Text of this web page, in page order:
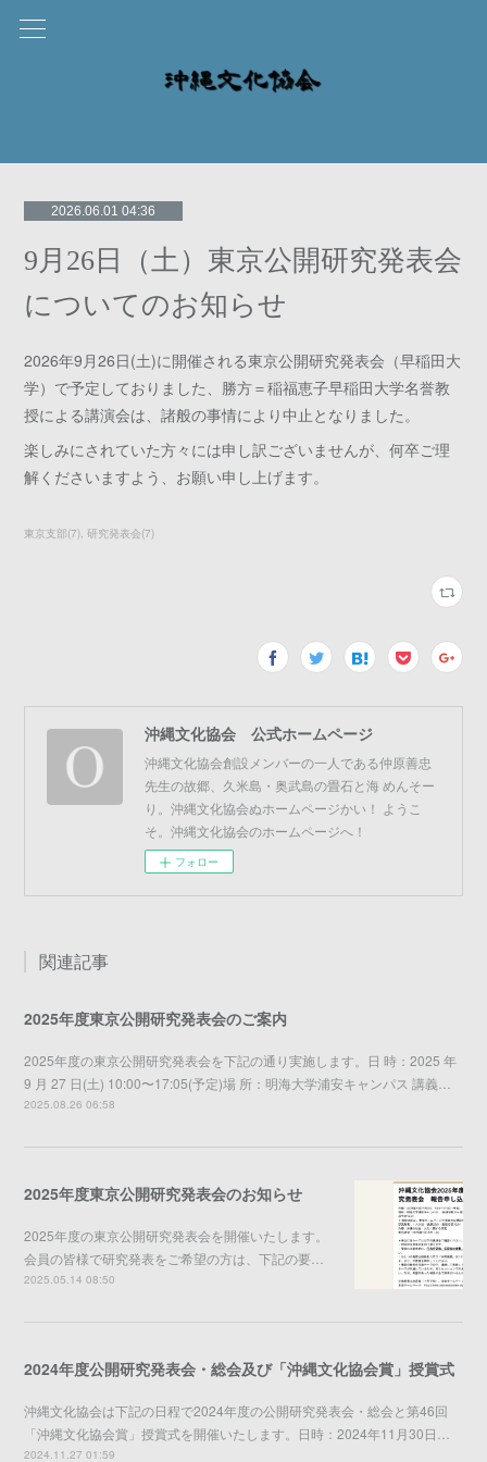
2026.06.01 04:36
9月26日（土）東京公開研究発表会
についてのお知らせ
2026年9月26日(土)に開催される東京公開研究発表会（早稲田大
学）で予定しておりました、勝方＝稲福恵子早稲田大学名誉教
授による講演会は、諸般の事情により中止となりました。
楽しみにされていた方々には申し訳ございませんが、何卒ご理
解くださいますよう、お願い申し上げます。
東京支部(7) 研究発表会(7)
沖縄文化協会 公式ホームページ
沖縄文化協会創設メンバーの一人である仲原善忠
先生の故郷、久米島・奥武島の畳石と海 めんそー
り。沖縄文化協会ぬホームページかい！ ようこ
そ。沖縄文化協会のホームページへ！
フォロー
関連記事
2025年度東京公開研究発表会のご案内
2025年度の東京公開研究発表会を下記の通り実施します。日 時：2025 年
9 月 27 日(土) 10:00〜17:05(予定)場 所：明海大学浦安キャンパス 講義…
2025.08.26 06:58
2025年度東京公開研究発表会のお知らせ
2025年度の東京公開研究発表会を開催いたします。
会員の皆様で研究発表をご希望の方は、下記の要…
2025.05.14 08:50
2024年度公開研究発表会・総会及び「沖縄文化協会賞」授賞式
沖縄文化協会は下記の日程で2024年度の公開研究発表会・総会と第46回
「沖縄文化協会賞」授賞式を開催いたします。日時：2024年11月30日…
2024.11.27 01:59